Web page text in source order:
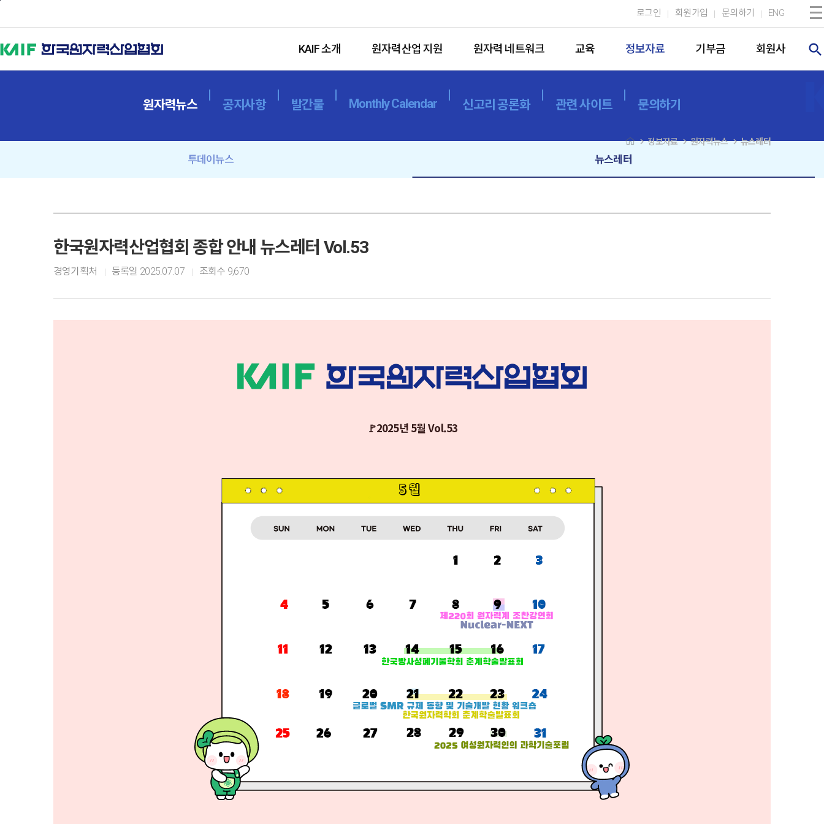
로그인 회원가입 문의하기 ENG
KAIF 소개 원자력산업 지원 원자력 네트워크 교육 정보자료 기부금 회원사 search
원자력뉴스 공지사항 발간물 Monthly Calendar 신고리 공론화 관련 사이트 문의하기
투데이뉴스 뉴스레터
navigate_next정보자료navigate_next원자력뉴스navigate_next뉴스레터
한국원자력산업협회 종합 안내 뉴스레터 Vol.53
경영기획처 등록일 2025.07.07 조회수 9,670
🚩2025년 5월 Vol.53